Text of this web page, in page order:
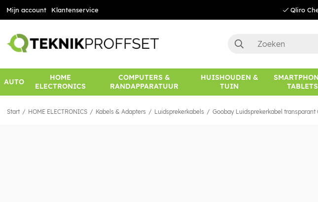
Mijn account Klantenservice Qliro
AUTO
HOME
ELECTRONICS
COMPUTERS &
RANDAPPARATUUR
HUISHOUDEN &
TUIN
TABLETS
Start HOME ELECTRONICS Kabels & Adapters Luidsprekerkabels Goobay Luidsprekerkabel transparant